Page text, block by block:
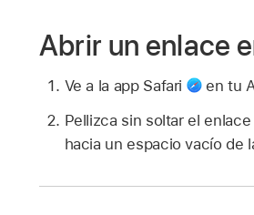
Abrir un enlace
Ve a la app Safari
en tu
Pellizca sin soltar el
hacia un espacio vacío de